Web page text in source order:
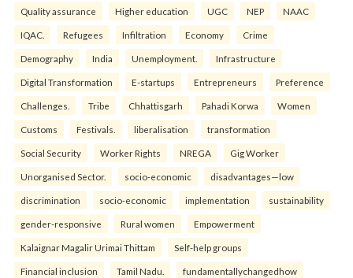
Quality assurance Higher education UGC NEP NAAC
IQAC. Refugees Infiltration Economy Crime
Demography India Unemployment. Infrastructure
Digital Transformation E-startups Entrepreneurs Preference
Challenges. Tribe Chhattisgarh Pahadi Korwa Women
Customs Festivals. liberalisation transformation
Social Security Worker Rights NREGA Gig Worker
Unorganised Sector. socio-economic disadvantages—low
discrimination socio-economic implementation sustainability
gender-responsive Rural women Empowerment
Kalaignar Magalir Urimai Thittam Self-help groups
Financial inclusion Tamil Nadu. fundamentallychangedhow